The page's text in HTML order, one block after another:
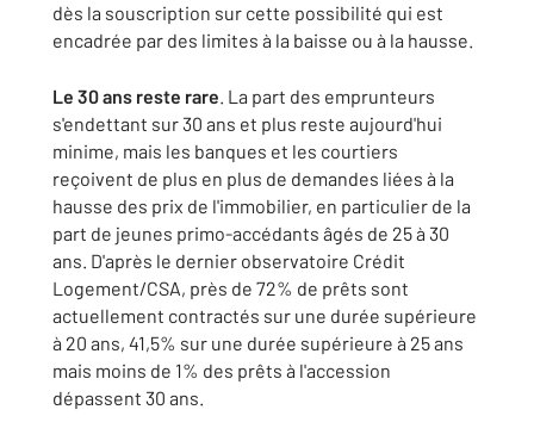
dès la souscription sur cette possibilité qui est
encadrée par des limites à la baisse ou à la hausse.
Le 30 ans reste rare. La part des emprunteurs
s'endettant sur 30 ans et plus reste aujourd'hui
minime, mais les banques et les courtiers
reçoivent de plus en plus de demandes liées à la
hausse des prix de l'immobilier, en particulier de la
part de jeunes primo-accédants âgés de 25 à 30
ans. D'après le dernier observatoire Crédit
Logement/CSA, près de 72% de prêts sont
actuellement contractés sur une durée supérieure
à 20 ans, 41,5% sur une durée supérieure à 25 ans
mais moins de 1% des prêts à l'accession
dépassent 30 ans.